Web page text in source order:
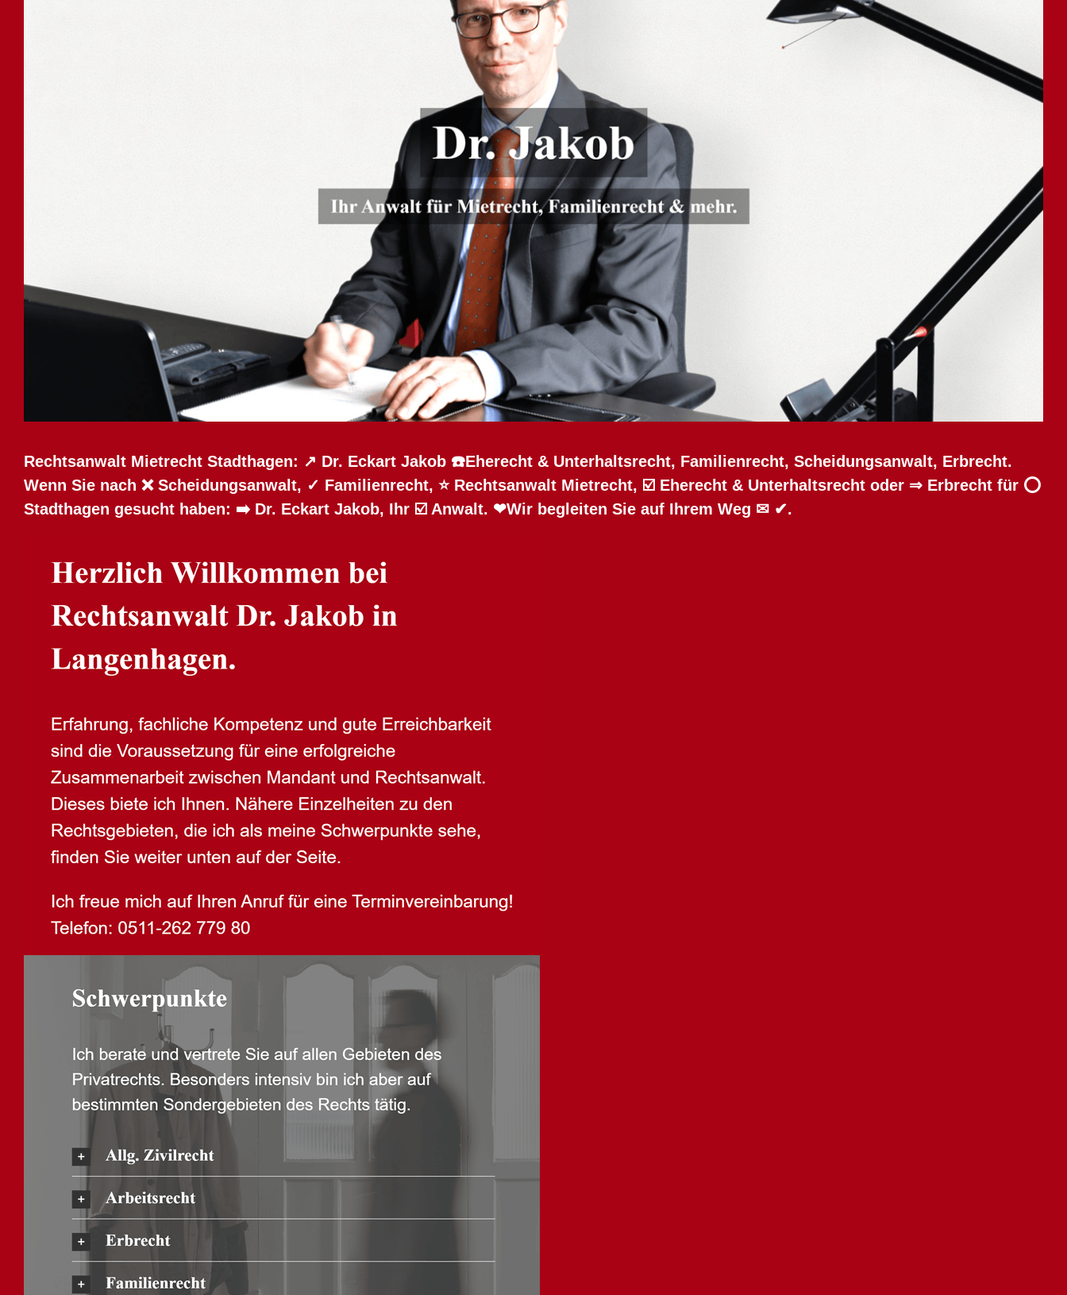
Rechtsanwalt Mietrecht Stadthagen: ↗️ Dr. Eckart Jakob ☎️Eherecht & Unterhaltsrecht, Familienrecht, Scheidungsanwalt, Erbrecht.
Wenn Sie nach ❌ Scheidungsanwalt, ✓ Familienrecht, ⭐ Rechtsanwalt Mietrecht, ☑️ Eherecht & Unterhaltsrecht oder ⇒ Erbrecht für ⭕
Stadthagen gesucht haben: ➡️ Dr. Eckart Jakob, Ihr ☑️ Anwalt. ❤Wir begleiten Sie auf Ihrem Weg ✉ ✔.